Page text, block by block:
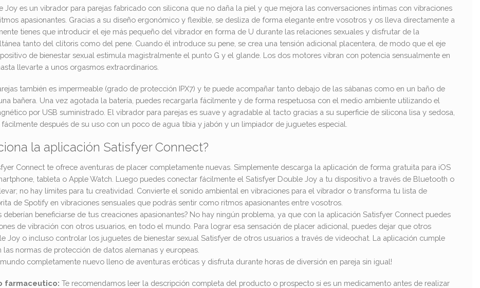
Joy es un vibrador para parejas fabricado con silicona que no daña la piel y que mejora las conversaciones íntimas con vibraciones
apasionantes. Gracias a su diseño ergonómico y flexible, se desliza de forma elegante entre vosotros y os lleva directamente a
tienes que introducir el eje más pequeño del vibrador en forma de U durante las relaciones sexuales y disfrutar de la
tanto del clítoris como del pene. Cuando él introduce su pene, se crea una tensión adicional placentera, de modo que el eje
de bienestar sexual estimula magistralmente el punto G y el glande. Los dos motores vibran con potencia sensualmente en
llevarte a unos orgasmos extraordinarios.
también es impermeable (grado de protección IPX7) y te puede acompañar tanto debajo de las sábanas como en un baño de
bañera. Una vez agotada la batería, puedes recargarla fácilmente y de forma respetuosa con el medio ambiente utilizando el
por USB suministrado. El vibrador para parejas es suave y agradable al tacto gracias a su superficie de silicona lisa y sedosa,
después de su uso con un poco de agua tibia y jabón y un limpiador de juguetes especial.
la aplicación Satisfyer Connect?
Connect te ofrece aventuras de placer completamente nuevas. Simplemente descarga la aplicación de forma gratuita para iOS
tableta o Apple Watch. Luego puedes conectar fácilmente el Satisfyer Double Joy a tu dispositivo a través de Bluetooth o
no hay límites para tu creatividad. Convierte el sonido ambiental en vibraciones para el vibrador o transforma tu lista de
de Spotify en vibraciones sensuales que podrás sentir como ritmos apasionantes entre vosotros.
deberían beneficiarse de tus creaciones apasionantes? No hay ningún problema, ya que con la aplicación Satisfyer Connect puedes
de vibración con otros usuarios, en todo el mundo. Para lograr esa sensación de placer adicional, puedes dejar que otros
Joy o incluso controlar los juguetes de bienestar sexual Satisfyer de otros usuarios a través de videochat. La aplicación cumple
las normas de protección de datos alemanas y europeas.
mundo completamente nuevo lleno de aventuras eróticas y disfruta durante horas de diversión en pareja sin igual!
farmaceutico: Te recomendamos leer la descripción completa del producto o prospecto si es un medicamento antes de realizar